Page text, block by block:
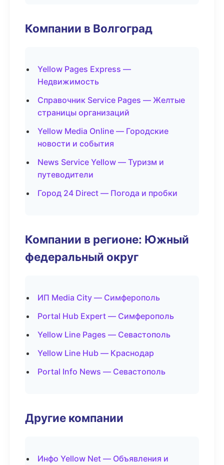
Компании в Волгоград
Yellow Pages Express —
Недвижимость
Справочник Service Pages — Желтые
страницы организаций
Yellow Media Online — Городские
новости и события
News Service Yellow — Туризм и
путеводители
Город 24 Direct — Погода и пробки
Компании в регионе: Южный
федеральный округ
ИП Media City — Симферополь
Portal Hub Expert — Симферополь
Yellow Line Pages — Севастополь
Yellow Line Hub — Краснодар
Portal Info News — Севастополь
Другие компании
Инфо Yellow Net — Объявления и